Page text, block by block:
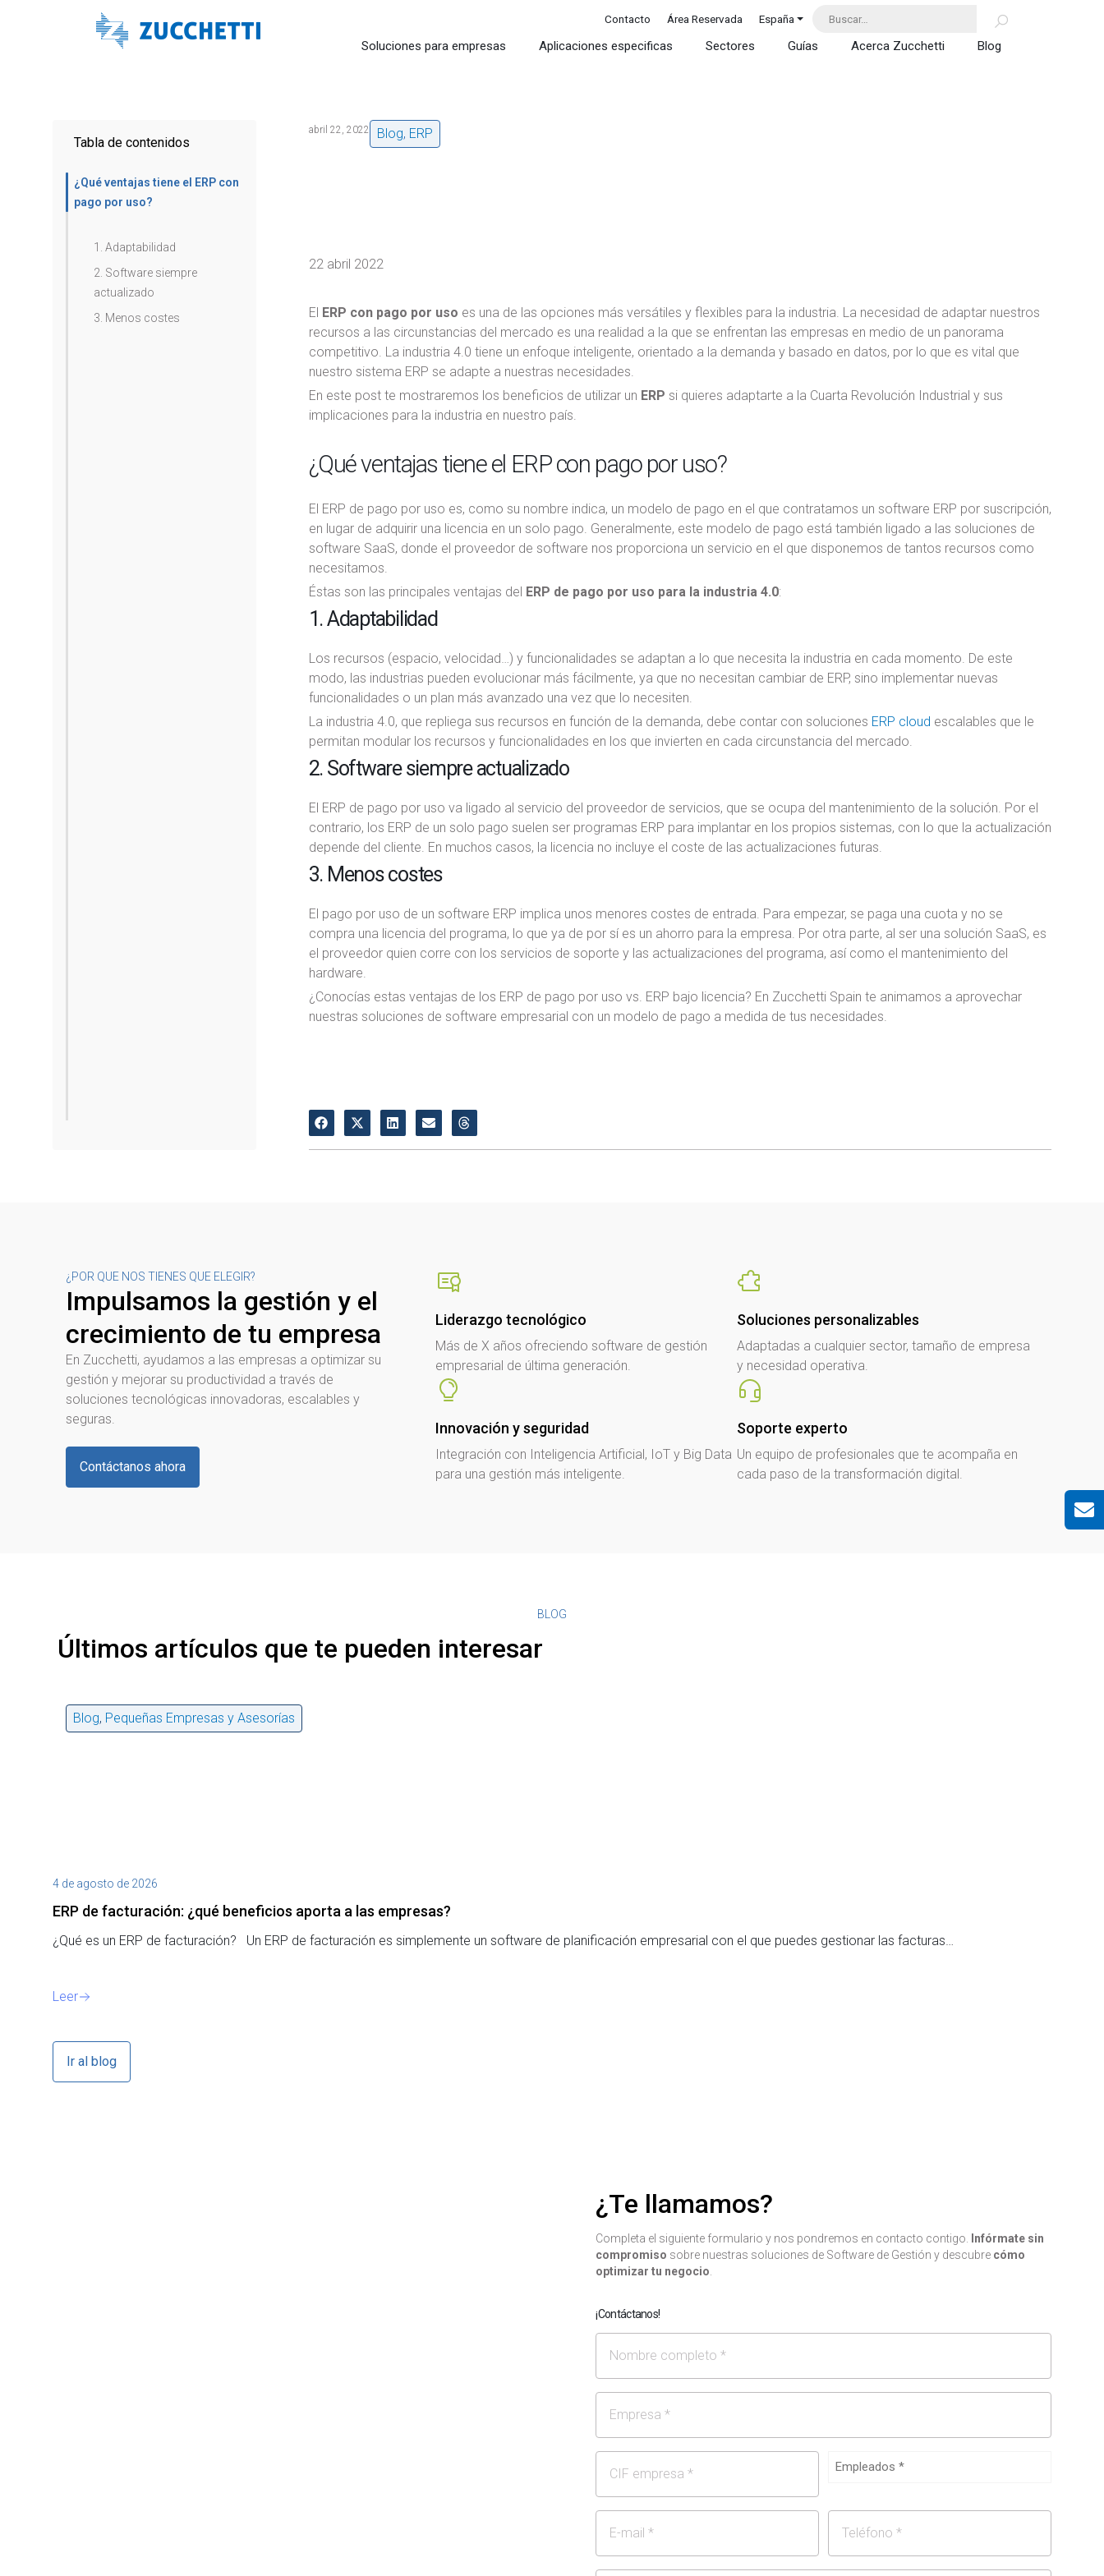
Contacto Área Reservada España
Soluciones para empresas Aplicaciones especificas Sectores Guías Acerca Zucchetti Blog
Tabla de contenidos
¿Qué ventajas tiene el ERP con
pago por uso?
1. Adaptabilidad
2. Software siempre
actualizado
3. Menos costes
abril 22, 2022 Blog, ERP
22 abril 2022
El ERP con pago por uso es una de las opciones más versátiles y flexibles para la industria. La necesidad de adaptar nuestros
recursos a las circunstancias del mercado es una realidad a la que se enfrentan las empresas en medio de un panorama
competitivo. La industria 4.0 tiene un enfoque inteligente, orientado a la demanda y basado en datos, por lo que es vital que
nuestro sistema ERP se adapte a nuestras necesidades.
En este post te mostraremos los beneficios de utilizar un ERP si quieres adaptarte a la Cuarta Revolución Industrial y sus
implicaciones para la industria en nuestro país.
¿Qué ventajas tiene el ERP con pago por uso?
El ERP de pago por uso es, como su nombre indica, un modelo de pago en el que contratamos un software ERP por suscripción,
en lugar de adquirir una licencia en un solo pago. Generalmente, este modelo de pago está también ligado a las soluciones de
software SaaS, donde el proveedor de software nos proporciona un servicio en el que disponemos de tantos recursos como
necesitamos.
Éstas son las principales ventajas del ERP de pago por uso para la industria 4.0:
1. Adaptabilidad
Los recursos (espacio, velocidad…) y funcionalidades se adaptan a lo que necesita la industria en cada momento. De este
modo, las industrias pueden evolucionar más fácilmente, ya que no necesitan cambiar de ERP, sino implementar nuevas
funcionalidades o un plan más avanzado una vez que lo necesiten.
La industria 4.0, que repliega sus recursos en función de la demanda, debe contar con soluciones ERP cloud escalables que le
permitan modular los recursos y funcionalidades en los que invierten en cada circunstancia del mercado.
2. Software siempre actualizado
El ERP de pago por uso va ligado al servicio del proveedor de servicios, que se ocupa del mantenimiento de la solución. Por el
contrario, los ERP de un solo pago suelen ser programas ERP para implantar en los propios sistemas, con lo que la actualización
depende del cliente. En muchos casos, la licencia no incluye el coste de las actualizaciones futuras.
3. Menos costes
El pago por uso de un software ERP implica unos menores costes de entrada. Para empezar, se paga una cuota y no se
compra una licencia del programa, lo que ya de por sí es un ahorro para la empresa. Por otra parte, al ser una solución SaaS, es
el proveedor quien corre con los servicios de soporte y las actualizaciones del programa, así como el mantenimiento del
hardware.
¿Conocías estas ventajas de los ERP de pago por uso vs. ERP bajo licencia? En Zucchetti Spain te animamos a aprovechar
nuestras soluciones de software empresarial con un modelo de pago a medida de tus necesidades.
¿POR QUE NOS TIENES QUE ELEGIR?
Impulsamos la gestión y el
crecimiento de tu empresa
En Zucchetti, ayudamos a las empresas a optimizar su
gestión y mejorar su productividad a través de
soluciones tecnológicas innovadoras, escalables y
seguras.
Contáctanos ahora
Liderazgo tecnológico
Más de X años ofreciendo software de gestión
empresarial de última generación.
Soluciones personalizables
Adaptadas a cualquier sector, tamaño de empresa
y necesidad operativa.
Innovación y seguridad
Integración con Inteligencia Artificial, IoT y Big Data
para una gestión más inteligente.
Soporte experto
Un equipo de profesionales que te acompaña en
cada paso de la transformación digital.
BLOG
Últimos artículos que te pueden interesar
Blog, Pequeñas Empresas y Asesorías
4 de agosto de 2026
ERP de facturación​: ¿qué beneficios aporta a las empresas?
¿Qué es un ERP de facturación? Un ERP de facturación es simplemente un software de planificación empresarial con el que puedes gestionar las facturas…
Leer
Ir al blog
¿Te llamamos?
Completa el siguiente formulario y nos pondremos en contacto contigo. Infórmate sin
compromiso sobre nuestras soluciones de Software de Gestión y descubre cómo
optimizar tu negocio
¡Contáctanos!
Empleados